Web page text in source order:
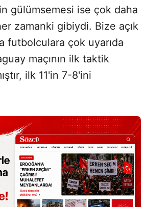
gülümsemesi ise çok daha
zamanki gibiydi. Bize açık
futbolculara çok uyarıda
maçının ilk taktik
ilk 11'in 7-8'ini